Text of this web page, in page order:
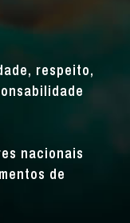
respeito,
nacionais
de